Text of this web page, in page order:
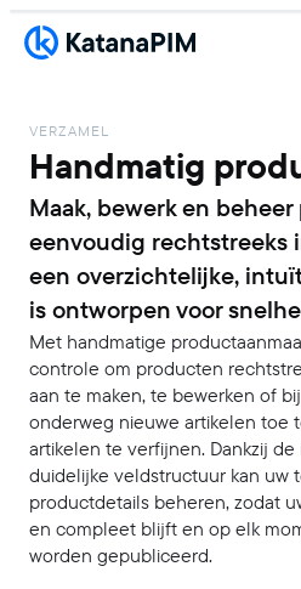
VERZAMEL
Handmatig
Maak, bewerk en
eenvoudig rechtstreeks
een overzichtelijke,
is ontworpen voor
Met handmatige
controle om producten
aan te maken, te bewerken of
onderweg nieuwe artikelen toe
artikelen te verfijnen. Dankzij
duidelijke veldstructuur kan uw
productdetails beheren, zodat
en compleet blijft en op elk
worden gepubliceerd.